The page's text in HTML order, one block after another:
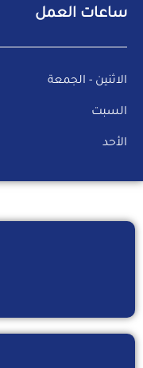
ساعات العمل
الاثنين - الجمعة
السبت
الأحد